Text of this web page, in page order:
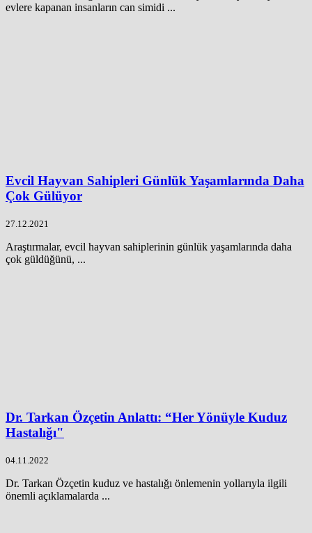
evlere kapanan insanların can simidi ...
Evcil Hayvan Sahipleri Günlük Yaşamlarında Daha
Çok Gülüyor
27.12.2021
Araştırmalar, evcil hayvan sahiplerinin günlük yaşamlarında daha
çok güldüğünü, ...
Dr. Tarkan Özçetin Anlattı: “Her Yönüyle Kuduz
Hastalığı"
04.11.2022
Dr. Tarkan Özçetin kuduz ve hastalığı önlemenin yollarıyla ilgili
önemli açıklamalarda ...